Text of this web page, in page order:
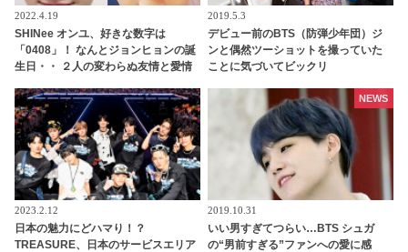
2022.4.19
SHINee オンユ、好きな数字は
「0408」！ なんとジョンヒョンの誕
生日・・ ２人の変わらぬ友情と愛情
2019.5.3
デビュー前のBTS（防弾少年団）ジ
ンと偶然ツーショットを撮っていた
ことに気づいてビックリ
2023.2.12
日本の魅力にどハマり！？
TREASURE、日本のサービスエリア
2019.10.31
いい男すぎてつらい…BTS シュガ
の“男前すぎる”ファンへの愛に感
NEWS